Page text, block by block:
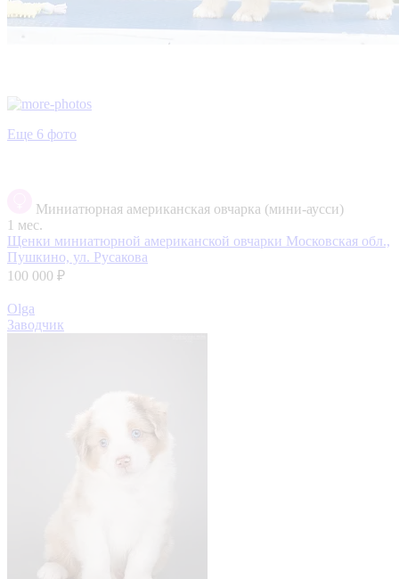
Еще 6 фото
Миниатюрная американская овчарка (мини-аусси)
1 мес.
Щенки миниатюрной американской овчарки Московская обл.,
Пушкино, ул. Русакова
100 000 ₽
Olga
Заводчик